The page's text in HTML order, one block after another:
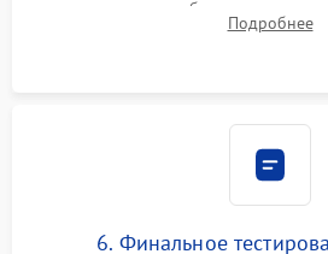
дозированным объемом
электронным весам. КонтрольПодробнее
6. Финальное